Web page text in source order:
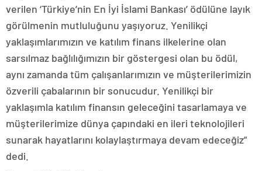
verilen ‘Türkiye’nin En İyi İslami Bankası’ ödülüne layık
görülmenin mutluluğunu yaşıyoruz. Yenilikçi
yaklaşımlarımızın ve katılım finans ilkelerine olan
sarsılmaz bağlılığımızın bir göstergesi olan bu ödül,
aynı zamanda tüm çalışanlarımızın ve müşterilerimizin
özverili çabalarının bir sonucudur. Yenilikçi bir
yaklaşımla katılım finansın geleceğini tasarlamaya ve
müşterilerimize dünya çapındaki en ileri teknolojileri
sunarak hayatlarını kolaylaştırmaya devam edeceğiz”
dedi.